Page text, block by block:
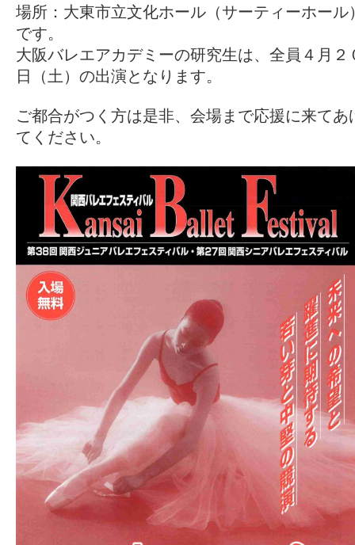
場所：大東市立文化ホール（サーティーホール
です。
大阪バレエアカデミーの研究生は、全員４月２
日（土）の出演となります。
ご都合がつく方は是非、会場まで応援に来てあ
てください。